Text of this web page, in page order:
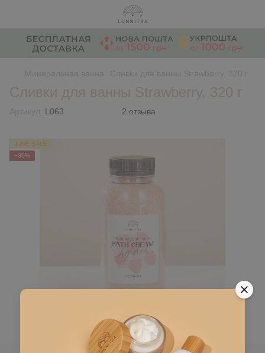
Сливки для ванны Strawberry, 320 г
L063 2 отзыва
JUNE SALE
−30%